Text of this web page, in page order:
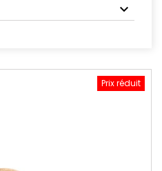
Prix réduit